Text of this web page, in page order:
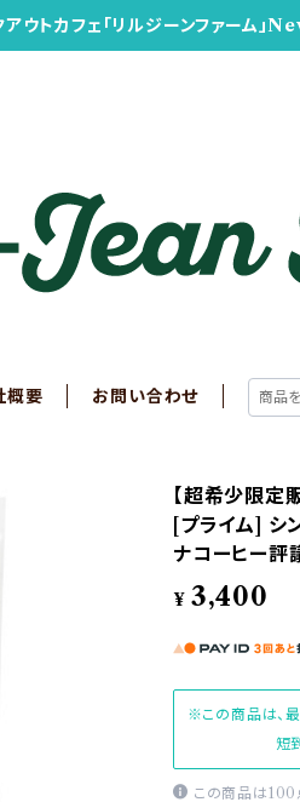
ウトカフェ「リルジーンファーム」
概要 お問い合わせ
【超希少限定
[プライム] シ
ナコーヒー評
¥ 3,400
※この商品は、
短
この商品は100